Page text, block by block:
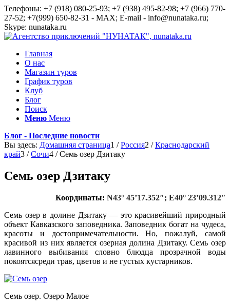
Телефоны: +7 (918) 080-25-93; +7 (938) 495-82-98; +7 (966) 770-
27-52; +7(999) 650-82-31 - MAX; E-mail - info@nunataka.ru;
Skype: nunataka.ru
Главная
О нас
Магазин туров
График туров
Клуб
Блог
Поиск
Меню Меню
Блог - Последние новости
Вы здесь: Домашняя страница1 / Россия2 / Краснодарский
край3 / Сочи4 / Семь озер Дзитаку
Семь озер Дзитаку
Координаты: N43° 45’17.352″; E40° 23’09.312″
Семь озер в долине Дзитаку — это красивейший природный
объект Кавказского заповедника. Заповедник богат на чудеса,
красоты и достопримечательности. Но, пожалуй, самой
красивой из них является озерная долина Дзитаку. Семь озер
лавинного выбивания словно блюдца прозрачной воды
покоятсясреди трав, цветов и не густых кустарников.
Семь озер. Озеро Малое